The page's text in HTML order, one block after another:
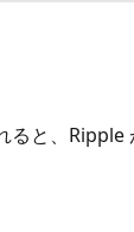
ると、